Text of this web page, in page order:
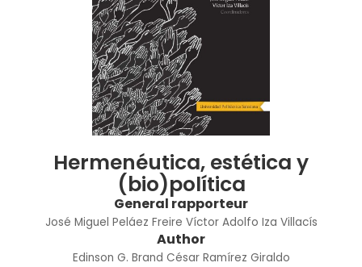
Hermenéutica, estética y
(bio)política
General rapporteur
José Miguel Peláez Freire Víctor Adolfo Iza Villacís
Author
Edinson G. Brand César Ramírez Giraldo